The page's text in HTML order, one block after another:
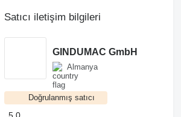
Satıcı iletişim bilgileri
GINDUMAC GmbH
Almanya
Doğrulanmış satıcı